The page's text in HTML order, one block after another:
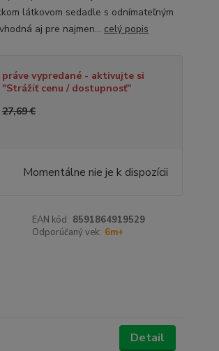
látkovom sedadle s odnímateľným
aj pre najmen... celý popis
práve vypredané - aktivujte si
"Strážiť cenu / dostupnosť"
27,69 €
Momentálne nie je k dispozícii
EAN kód: 8591864919529
Odporúčaný vek: 6m+
Detail